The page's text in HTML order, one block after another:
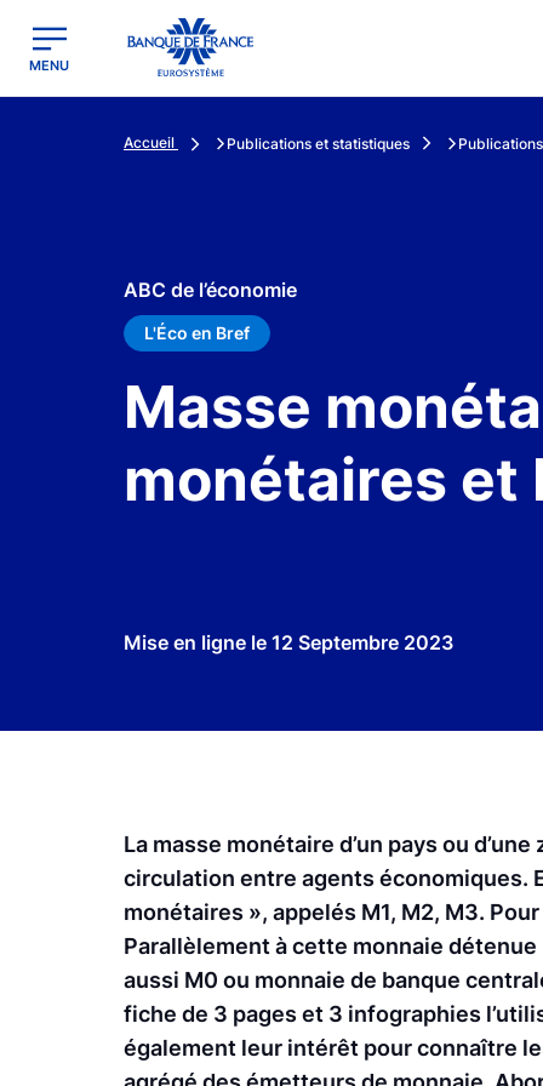
Banque de France - Menu Principal
MENU
Accueil Publications et statistiques Publications
ABC de l’économie
L'Éco en Bref
Masse
monétaires et
Mise en ligne le 12 Septembre 2023
La masse monétaire d’un pays ou
circulation entre agents économiques.
monétaires », appelés M1, M2, M3.
Parallèlement à cette monnaie
aussi M0 ou monnaie de banque
fiche de 3 pages et 3 infographies
également leur intérêt pour connaître